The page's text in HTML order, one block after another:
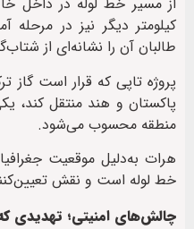
کیلومتر دیگر نیز در مرحله
طالبان آن را نشانه‌ای از
پروژه تاپی که قرار است گاز
پاکستان و هند منتقل کند،
منطقه محسوب می‌شود.
هرات به‌دلیل موقعیت
خط لوله است و نقش
چالش‌های امنیتی؛ تهدیدی